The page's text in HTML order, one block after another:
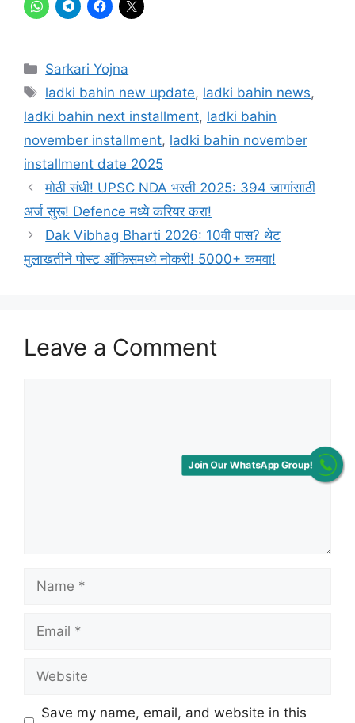
Categories
Sarkari Yojna
Tags
ladki bahin new update, ladki bahin news,
ladki bahin next installment, ladki bahin
november installment, ladki bahin november
installment date 2025
मोठी संधी! UPSC NDA भरती 2025: 394 जागांसाठी
अर्ज सुरू! Defence मध्ये करियर करा!
Dak Vibhag Bharti 2026: 10वी पास? थेट
मुलाखतीने पोस्ट ऑफिसमध्ये नोकरी! 5000+ कमवा!
Leave a Comment
Save my name, email, and website in this
Join Our WhatsApp Group!